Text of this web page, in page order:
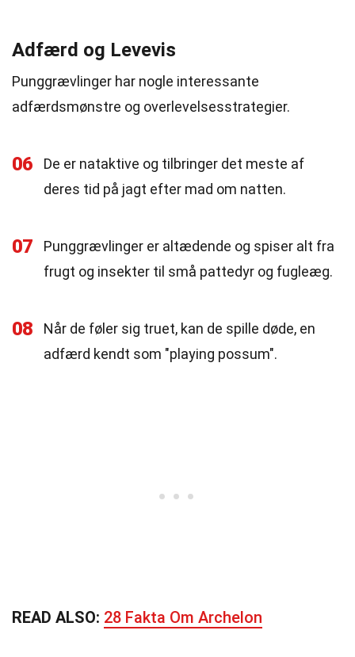
Adfærd og Levevis
Punggrævlinger har nogle interessante
adfærdsmønstre og overlevelsesstrategier.
06
De er nataktive og tilbringer det meste af
deres tid på jagt efter mad om natten.
07
Punggrævlinger er altædende og spiser alt fra
frugt og insekter til små pattedyr og fugleæg.
08
Når de føler sig truet, kan de spille døde, en
adfærd kendt som "playing possum".
READ ALSO: 28 Fakta Om Archelon